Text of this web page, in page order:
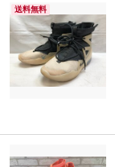
送料無料